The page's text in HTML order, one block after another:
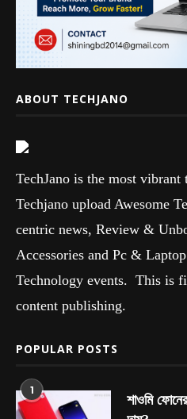
ABOUT TECHJANO
TechJano is the most vibrant
Techjano upload Awesome
centric news, Review &
Accessories and Pc &
Technology events. This is
content publishing.
POPULAR POSTS
1
শাওমি